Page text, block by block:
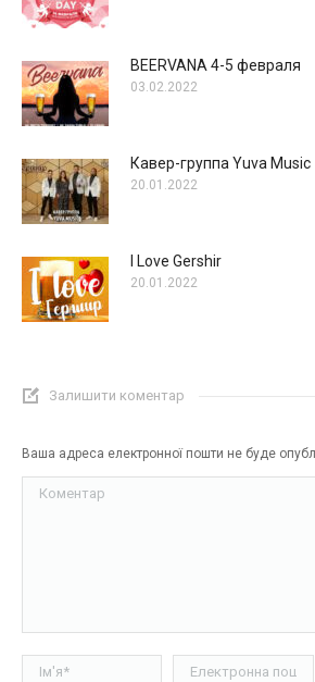
BEERVANA 4-5 февраля
03.02.2022
Кавер-группа Yuva Music
20.01.2022
I Love Gershir
20.01.2022
Залишити коментар
Ваша адреса електронної пошти не буде
Коментар
Ім'я * Електронна пошта *